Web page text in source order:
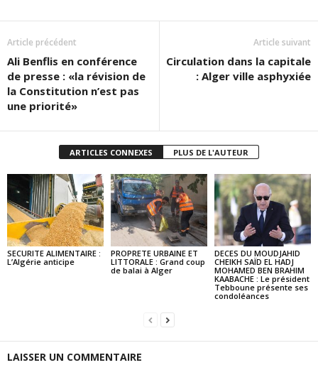
Article précédent
Ali Benflis en conférence
de presse : «la révision de
la Constitution n’est pas
une priorité»
Article suivant
Circulation dans la capitale
: Alger ville asphyxiée
ARTICLES CONNEXES PLUS DE L'AUTEUR
SECURITE ALIMENTAIRE :
L’Algérie anticipe
PROPRETE URBAINE ET
LITTORALE : Grand coup
de balai à Alger
DECES DU MOUDJAHID
CHEIKH SAÏD EL HADJ
MOHAMED BEN BRAHIM
KAABACHE : Le président
Tebboune présente ses
condoléances
LAISSER UN COMMENTAIRE